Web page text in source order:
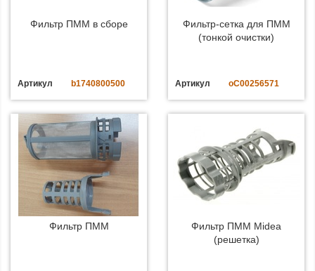
Фильтр ПММ в сборе
Артикул b1740800500
Фильтр-сетка для ПММ
(тонкой очистки)
Артикул oC00256571
Фильтр ПММ
Фильтр ПММ Midea
(решетка)